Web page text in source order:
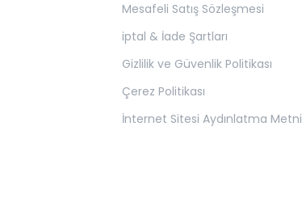
Mesafeli Satış Sözleşmesi
iptal & İade Şartları
Gizlilik ve Güvenlik Politikası
Çerez Politikası
İnternet Sitesi Aydınlatma Metni